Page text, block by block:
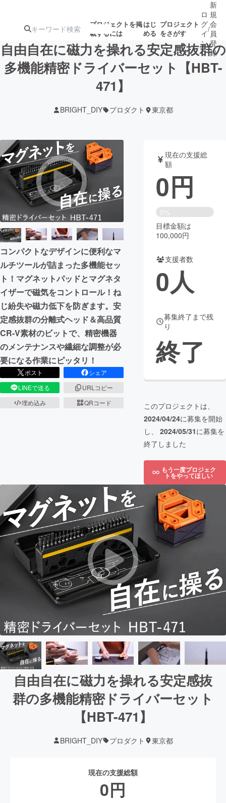
プロジェクトを掲
載するには
はじ
める
プロジェクト
をさがす
注目の新着プロ
テクノロジー・ガジェット
映像・映画 書籍・雑誌
ビジネス・起業 チャレンジ
まちづくり・地域活性化
CAMPFIRE for Social Good
CAMPFIRE Creation
CAMPFIREふるさと納税machi-ya コミュニティ
ロ
グ
イ
ン
/
新
規
会
員
登
録
自由自在に磁力を操れる安定感抜群の
多機能精密ドライバーセット【HBT-
471】
BRIGHT_DIY プロダクト 東京都
コンパクトなデザインに便利なマ
ルチツールが詰まった多機能セッ
ト！マグネットパッドとマグネタ
イザーで磁気をコントロール！ね
じ紛失や磁力低下を防ぎます。安
定感抜群の分離式ヘッド＆高品質
CR-V素材のビットで、精密機器
のメンテナンスや繊細な調整が必
要になる作業にピッタリ！
ポスト
シェア
LINEで送る
URLコピー
埋め込み
QRコード
現在の支援総
額
0円
0%
目標金額は
100,000円
支援者数
0人
募集終了まで残
り
終了
このプロジェクトは、
2024/04/24に募集を開始
し、 2024/05/31に募集を
終了しました
もう一度プロジェク
トをやってほしい
自由自在に磁力を操れる安定感抜
群の多機能精密ドライバーセット
【HBT-471】
BRIGHT_DIY プロダクト 東京都
現在の支援総額
0円